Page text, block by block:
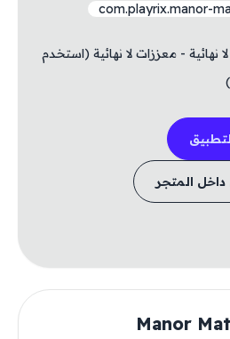
com.playrix.manor-
نهائية - معززات لا نهائية (استخدم
المتجر